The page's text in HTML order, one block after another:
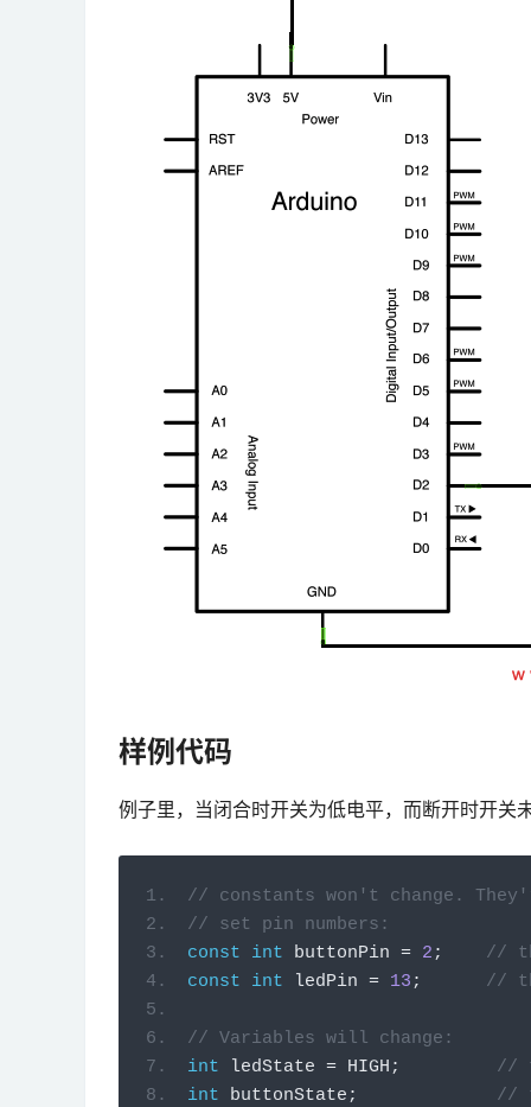
样例代码
例子里，当闭合时开关为低电平，而断开时开关
// constants won't change.
// set pin numbers:
const
int buttonPin = 2 ;
//
const
int ledPin = 13 ; //
// Variables will change:
int ledState = HIGH ;
//
int buttonState ;
//